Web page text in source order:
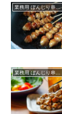
業務用 ぼんじり串（仕入れ・卸）
業務用 ぼんじり串（仕入れ・卸）